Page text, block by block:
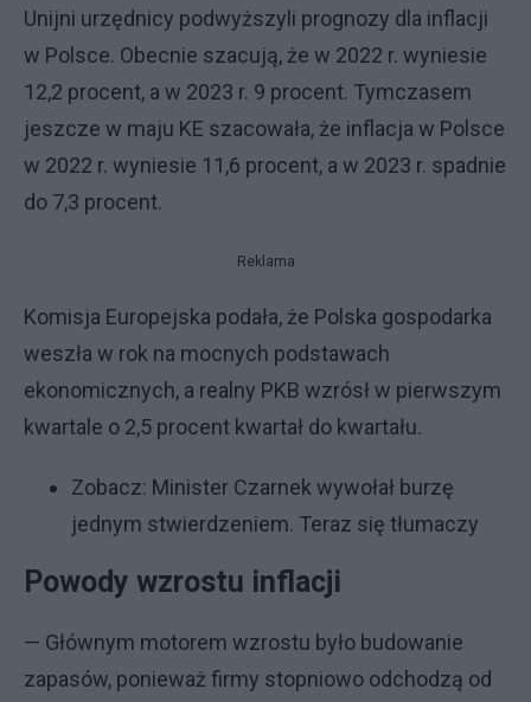
Unijni urzędnicy podwyższyli prognozy dla inflacji
w Polsce. Obecnie szacują, że w 2022 r. wyniesie
12,2 procent, a w 2023 r. 9 procent. Tymczasem
jeszcze w maju KE szacowała, że inflacja w Polsce
w 2022 r. wyniesie 11,6 procent, a w 2023 r. spadnie
do 7,3 procent.
Reklama
Komisja Europejska podała, że Polska gospodarka
weszła w rok na mocnych podstawach
ekonomicznych, a realny PKB wzrósł w pierwszym
kwartale o 2,5 procent kwartał do kwartału.
Zobacz: Minister Czarnek wywołał burzę
jednym stwierdzeniem. Teraz się tłumaczy
Powody wzrostu inflacji
— Głównym motorem wzrostu było budowanie
zapasów, ponieważ firmy stopniowo odchodzą od